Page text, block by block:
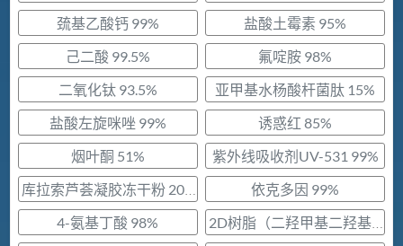
巯基乙酸钙 99%
盐酸土霉素 95%
己二酸 99.5%
氟啶胺 98%
二氧化钛 93.5%
亚甲基水杨酸杆菌肽 15%
盐酸左旋咪唑 99%
诱惑红 85%
烟叶酮 51%
紫外线吸收剂UV-531 99%
库拉索芦荟凝胶冻干粉 200:1
依克多因 99%
4-氨基丁酸 98%
2D树脂（二羟甲基二羟基亚乙基脲）45%